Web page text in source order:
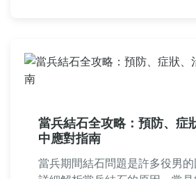
當兵結石全攻略：預防、症
中應對指南
當兵期間結石問題是許多役男